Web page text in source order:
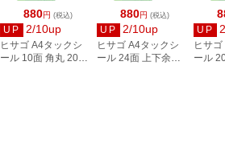
880円 (税込)
UP 2/10up
ヒサゴ A4タックシ
ール 10面 角丸 20シ
880円 (税込)
UP 2/10up
ヒサゴ A4タックシ
ール 24面 上下余白
UP
ヒサ
ール